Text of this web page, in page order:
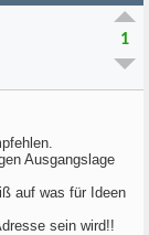
1
Ausgangslage
auf was für Ideen
sein wird!!